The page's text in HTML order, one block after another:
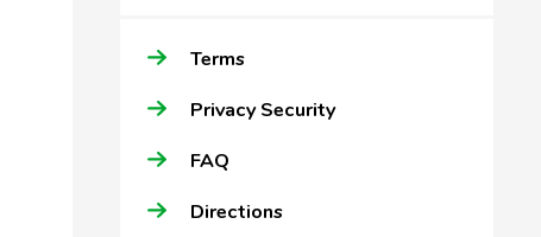
Terms
Privacy Security
FAQ
Directions